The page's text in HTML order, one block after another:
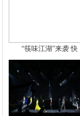
“筷味江湖”来袭 快